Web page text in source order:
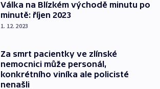
Válka na Blízkém východě minutu po
minutě: říjen 2023
1. 12. 2023
Za smrt pacientky ve zlínské
nemocnici může personál,
konkrétního viníka ale policisté
nenašli